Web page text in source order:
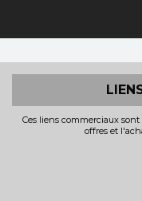
Ces liens commerciaux
offres et